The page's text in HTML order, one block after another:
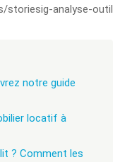
storiesig-analyse-outil
notre guide
locatif à
lit ? Comment les